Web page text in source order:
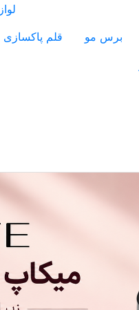
برس مو قلم پاکسازی